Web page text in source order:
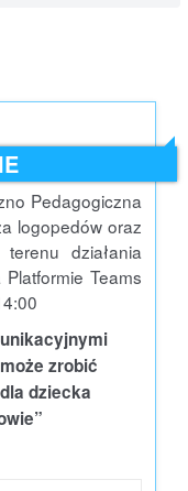
Pedagogiczna
logopedów oraz
działania
Teams
zrobić
dziecka